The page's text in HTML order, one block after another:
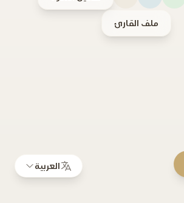
ملف القارئ
العربية